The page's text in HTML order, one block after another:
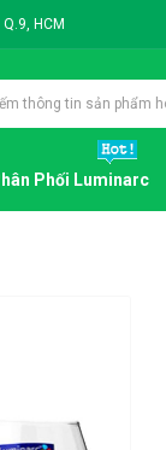
HCM
Phối Luminarc